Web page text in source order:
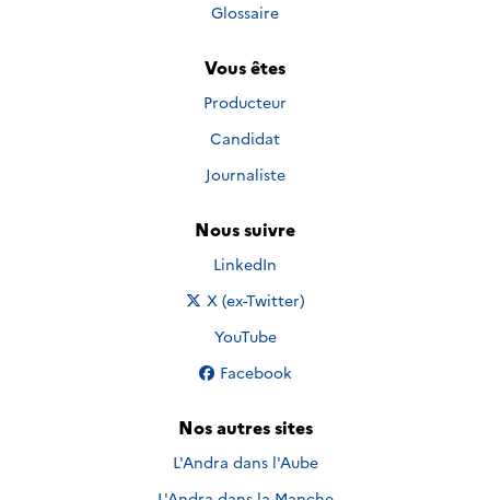
Glossaire
Vous êtes
Producteur
Candidat
Journaliste
Nous suivre
Nous suivre sur
LinkedIn
Nous suivre sur
X (ex-Twitter)
Nous suivre sur
YouTube
Nous suivre sur
Facebook
Nos autres sites
L'Andra dans l'Aube